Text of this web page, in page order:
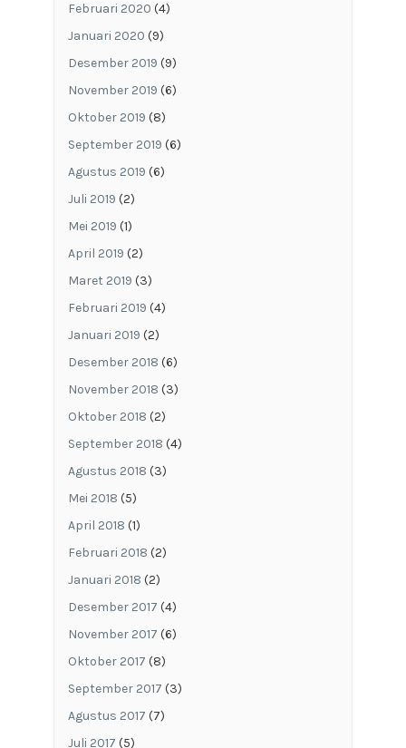
Februari 2020 (4)
Januari 2020 (9)
Desember 2019 (9)
November 2019 (6)
Oktober 2019 (8)
September 2019 (6)
Agustus 2019 (6)
Juli 2019 (2)
Mei 2019 (1)
April 2019 (2)
Maret 2019 (3)
Februari 2019 (4)
Januari 2019 (2)
Desember 2018 (6)
November 2018 (3)
Oktober 2018 (2)
September 2018 (4)
Agustus 2018 (3)
Mei 2018 (5)
April 2018 (1)
Februari 2018 (2)
Januari 2018 (2)
Desember 2017 (4)
November 2017 (6)
Oktober 2017 (8)
September 2017 (3)
Agustus 2017 (7)
Juli 2017 (5)